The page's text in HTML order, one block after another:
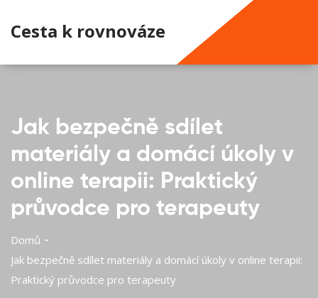
Cesta k rovnováze
Jak bezpečně sdílet
materiály a domácí úkoly v
online terapii: Praktický
průvodce pro terapeuty
Domů
Jak bezpečně sdílet materiály a domácí úkoly v online terapii:
Praktický průvodce pro terapeuty